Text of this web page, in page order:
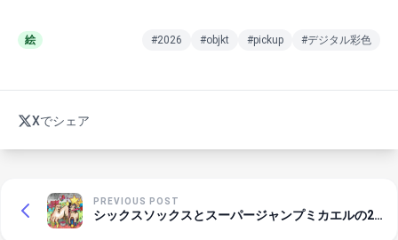
絵 #2026 #objkt #pickup #デジタル彩色
Xでシェア
PREVIOUS POST
シックスソックスとスーパージャンプミカエルの2